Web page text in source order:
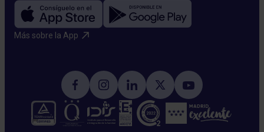
Más sobre la App​